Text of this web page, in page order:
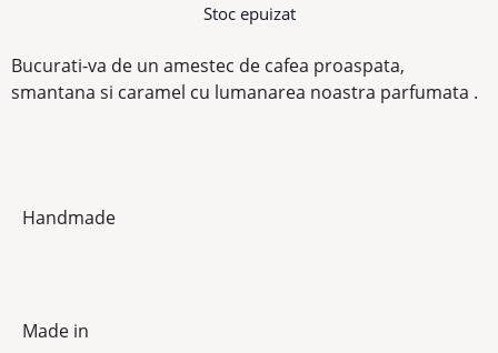
Stoc epuizat
Bucurati-va de un amestec de cafea proaspata,
smantana si caramel cu lumanarea noastra parfumata .
Handmade
Made in